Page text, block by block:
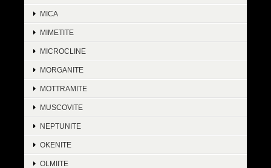
MICA
MIMETITE
MICROCLINE
MORGANITE
MOTTRAMITE
MUSCOVITE
NEPTUNITE
OKENITE
OLMIITE